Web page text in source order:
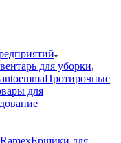
для уборки,
Протирочные
для
Ершики для